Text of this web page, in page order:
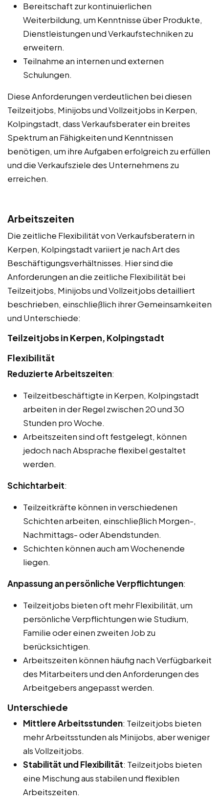
Bereitschaft zur kontinuierlichen
Weiterbildung, um Kenntnisse über Produkte,
Dienstleistungen und Verkaufstechniken zu
erweitern.
Teilnahme an internen und externen
Schulungen.
Diese Anforderungen verdeutlichen bei diesen
Teilzeitjobs, Minijobs und Vollzeitjobs in Kerpen,
Kolpingstadt, dass Verkaufsberater ein breites
Spektrum an Fähigkeiten und Kenntnissen
benötigen, um ihre Aufgaben erfolgreich zu erfüllen
und die Verkaufsziele des Unternehmens zu
erreichen.
Arbeitszeiten
Die zeitliche Flexibilität von Verkaufsberatern in
Kerpen, Kolpingstadt variiert je nach Art des
Beschäftigungsverhältnisses. Hier sind die
Anforderungen an die zeitliche Flexibilität bei
Teilzeitjobs, Minijobs und Vollzeitjobs detailliert
beschrieben, einschließlich ihrer Gemeinsamkeiten
und Unterschiede:
Teilzeitjobs in Kerpen, Kolpingstadt
Flexibilität
Reduzierte Arbeitszeiten:
Teilzeitbeschäftigte in Kerpen, Kolpingstadt
arbeiten in der Regel zwischen 20 und 30
Stunden pro Woche.
Arbeitszeiten sind oft festgelegt, können
jedoch nach Absprache flexibel gestaltet
werden.
Schichtarbeit:
Teilzeitkräfte können in verschiedenen
Schichten arbeiten, einschließlich Morgen-,
Nachmittags- oder Abendstunden.
Schichten können auch am Wochenende
liegen.
Anpassung an persönliche Verpflichtungen:
Teilzeitjobs bieten oft mehr Flexibilität, um
persönliche Verpflichtungen wie Studium,
Familie oder einen zweiten Job zu
berücksichtigen.
Arbeitszeiten können häufig nach Verfügbarkeit
des Mitarbeiters und den Anforderungen des
Arbeitgebers angepasst werden.
Unterschiede
Mittlere Arbeitsstunden: Teilzeitjobs bieten
mehr Arbeitsstunden als Minijobs, aber weniger
als Vollzeitjobs.
Stabilität und Flexibilität: Teilzeitjobs bieten
eine Mischung aus stabilen und flexiblen
Arbeitszeiten.